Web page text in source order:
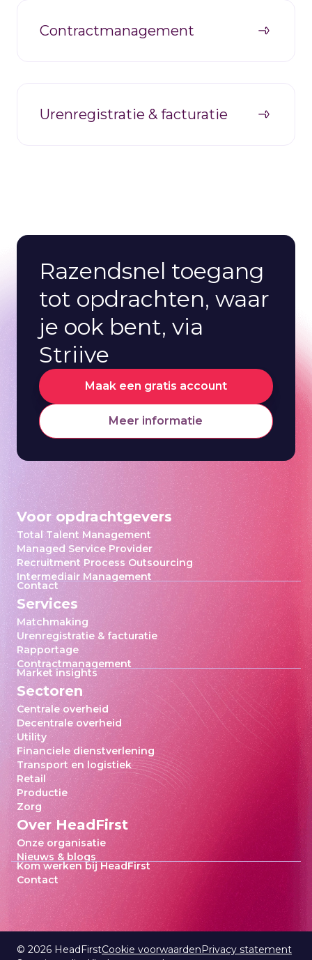
Contractmanagement
Urenregistratie & facturatie
Razendsnel toegang
tot opdrachten, waar
je ook bent, via
Striive
Maak een gratis account
Meer informatie
Voor opdrachtgevers
Total Talent Management
Managed Service Provider
Recruitment Process Outsourcing
Intermediair Management
Contact
Services
Matchmaking
Urenregistratie & facturatie
Rapportage
Contractmanagement
Market insights
Sectoren
Centrale overheid
Decentrale overheid
Utility
Financiele dienstverlening
Transport en logistiek
Retail
Productie
Zorg
Over HeadFirst
Onze organisatie
Nieuws & blogs
Kom werken bij HeadFirst
Contact
© 2026 HeadFirstCookie voorwaardenPrivacy statement